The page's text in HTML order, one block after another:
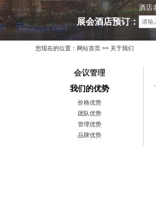
展会酒店预订：
酒店
您现在的位置： 网站首页 >> 关于我们
会议管理
我们的优势
价格优势
团队优势
管理优势
品牌优势